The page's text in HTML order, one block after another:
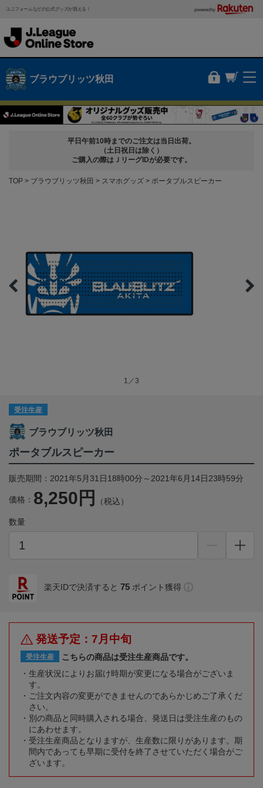
ユニフォームなどの公式グッズが買える！ powered by
ブラウブリッツ秋田
平日午前10時までのご注文は当日出荷。
（土日祝日は除く）
ご購入の際はＪリーグIDが必要です。
TOP ブラウブリッツ秋田 スマホグッズ ポータブルスピーカー
1／3
受注生産
ブラウブリッツ秋田
ポータブルスピーカー
販売期間：2021年5月31日18時00分～2021年6月14日23時59分
価格： 8,250円 （税込）
数量
楽天IDで決済すると 75 ポイント獲得
発送予定：7月中旬
受注生産
こちらの商品は受注生産商品です。
生産状況によりお届け時期が変更になる場合がございま
す。
ご注文内容の変更ができませんのであらかじめご了承くだ
さい。
別の商品と同時購入される場合、発送日は受注生産のもの
にあわせます。
受注生産商品となりますが、生産数に限りがあります。期
間内であっても早期に受付を終了させていただく場合がご
ざいます。